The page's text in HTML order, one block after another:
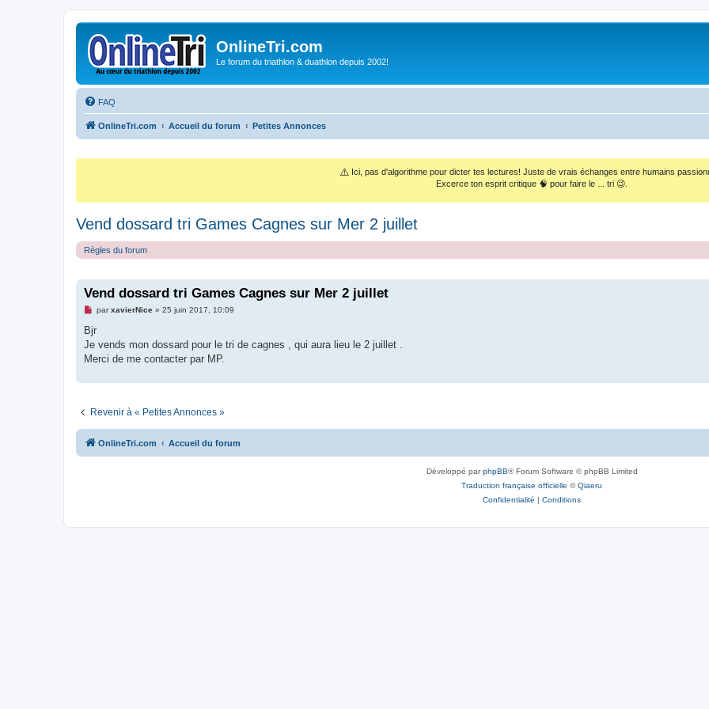
OnlineTri.com
Le forum du triathlon & duathlon depuis 2002!
FAQ
OnlineTri.com Accueil du forum Petites Annonces
⚠️ Ici, pas d'algorithme pour dicter tes lectures! Juste de vrais échanges entre humains
Excerce ton esprit critique 🧠 pour faire le ... tri 😉.
Vend dossard tri Games Cagnes sur Mer 2 juillet
Règles du forum
Vend dossard tri Games Cagnes sur Mer 2 juillet
M
s
a
g
o
u
parxavierNice» 25 juin 2017, 10:09
Bjr
Je vends mon dossard pour le tri de cagnes , qui aura lieu le 2 juillet .
Merci de me contacter par MP.
Revenir à « Petites Annonces »
OnlineTri.com Accueil du forum
Développé parphpBB® Forum Software © phpBB Limited
Traduction française officielle ©Qiaeru
Confidentialité | Conditions